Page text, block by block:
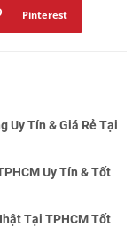
Pinterest
Uy Tín & Giá Rẻ Tại
Uy Tín & Tốt
Tại TPHCM Tốt